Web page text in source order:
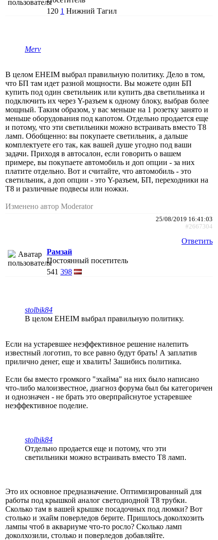
120 1 Нижний Тагил
Merv
В целом EHEIM выбрал правильную политику. Дело в том,
что БП там идет разной мощности. Вы можете один БП
купить под один светильник или купить два светильника и
подключить их через Y-разъем к одному блоку, выбрав более
мощный. Таким образом, у вас меньше на 1 розетку занято и
меньше оборудования под капотом. Отдельно продается еще
и потому, что эти светильники можно встраивать вместо Т8
ламп. Обобщенно: вы покупаете светильник, а дальше
комплектуете его так, как вашей душе угодно под ваши
задачи. Приходя в автосалон, если говорить о вашем
примере, вы покупаете автомобиль и доп опции - за них
платите отдельно. Вот и считайте, что автомобиль - это
светильник, а доп опции - это Y-разъем, БП, переходники на
Т8 и различные подвесы или ножки.
Изменено автор Moderator
25/08/2019 16:41:03
#2667304
Ответить
Рамзай
Постоянный посетитель
541 398
stolbik84
В целом EHEIM выбрал правильную политику.
Если на устаревшее неэффективное решение налепить
известный логотип, то все равно будут брать! А заплатив
прилично денег, еще и хвалить! Зашибись политика.
Если бы вместо громкого "эхайма" на них было написано
что-либо малоизвестное, диагноз форума был бы категоричен
и однозначен - не брать это оверпрайснутое устаревшее
неэффективное поделие.
stolbik84
Отдельно продается еще и потому, что эти
светильники можно встраивать вместо Т8 ламп.
Это их основное предназначение. Оптимизированный для
работы под крышкой аналог светодиодной Т8 трубки.
Сколько там в вашей крышке посадочных под люмки? Вот
столько и эхайм поверледов берите. Пришлось доколхозить
лампы чтоб в аквариуме что-то росло? Сколько ламп
доколхозили, столько и поверледов добавляйте.